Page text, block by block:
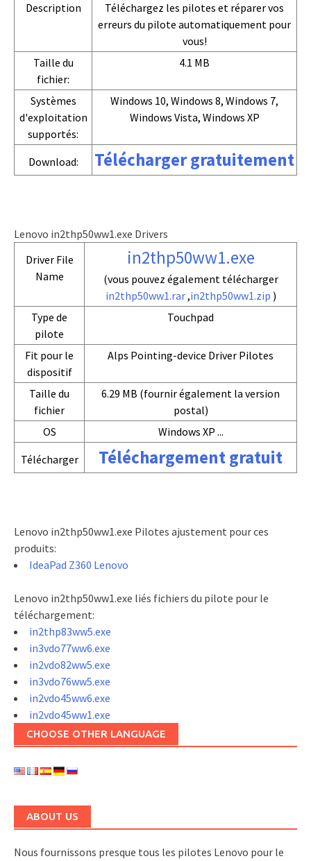
Description
Téléchargez les pilotes et réparer vos
erreurs du pilote automatiquement pour
vous!
Taille du
fichier:
4.1 MB
Systèmes
d'exploitation
supportés:
Windows 10, Windows 8, Windows 7,
Windows Vista, Windows XP
Download: Télécharger gratuitement
Lenovo in2thp50ww1.exe Drivers
Driver File
Name
in2thp50ww1.exe
(vous pouvez également télécharger
in2thp50ww1.rar,in2thp50ww1.zip )
Type de
pilote
Touchpad
Fit pour le
dispositif
Alps Pointing-device Driver Pilotes
Taille du
fichier
6.29 MB (fournir également la version
postal)
OS
Windows XP ...
Télécharger
Téléchargement gratuit
Lenovo in2thp50ww1.exe Pilotes ajustement pour ces
produits:
IdeaPad Z360 Lenovo
Lenovo in2thp50ww1.exe liés fichiers du pilote pour le
téléchargement:
in2thp83ww5.exe
in3vdo77ww6.exe
in2vdo82ww5.exe
in3vdo76ww5.exe
in2vdo45ww6.exe
in2vdo45ww1.exe
CHOOSE OTHER LANGUAGE
ABOUT US
Nous fournissons presque tous les pilotes Lenovo pour le